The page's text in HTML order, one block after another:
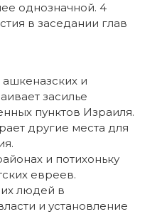
однозначной. 4
в заседании глав
и
засилье
пунктов Израиля.
другие места для
и потихоньку
евреев.
людей в
и установление